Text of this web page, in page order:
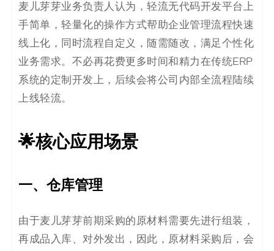
麦儿芽芽业务负责人认为，轻流无代码开发平台上
手简单，轻量化的操作方式帮助企业管理流程快速
线上化，同时流程自定义，随需随改，满足个性化
业务需求。不必再花费更多时间和精力在传统ERP
系统的定制开发上，后续会将公司内部全流程陆续
上线轻流。
🌟核心应用场景
一、仓库管理
由于麦儿芽芽前期采购的原材料需要先进行组装，
再成品入库、对外发出，因此，原材料采购后，会